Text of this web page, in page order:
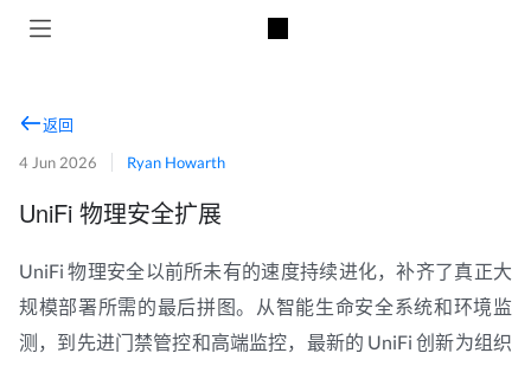
返回
4 Jun 2026 Ryan Howarth
UniFi 物理安全扩展
UniFi 物理安全以前所未有的速度持续进化，补齐了真正大
规模部署所需的最后拼图。从智能生命安全系统和环境监
测，到先进门禁管控和高端监控，最新的 UniFi 创新为组织